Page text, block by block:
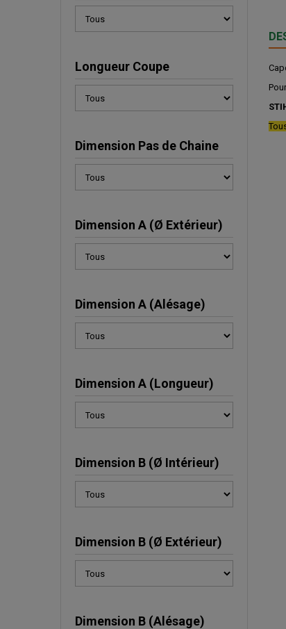
Longueur Coupe
Dimension Pas de Chaine
Dimension A (Ø Extérieur)
Dimension A (Alésage)
Dimension A (Longueur)
Dimension B (Ø Intérieur)
Dimension B (Ø Extérieur)
Dimension B (Alésage)